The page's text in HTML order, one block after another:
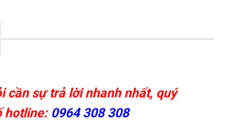
cần sự trả lời nhanh nhất, quý
hotline: 0964 308 308